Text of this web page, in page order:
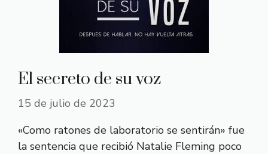
El secreto de su voz
15 de julio de 2023
«Como ratones de laboratorio se sentirán» fue
la sentencia que recibió Natalie Fleming poco